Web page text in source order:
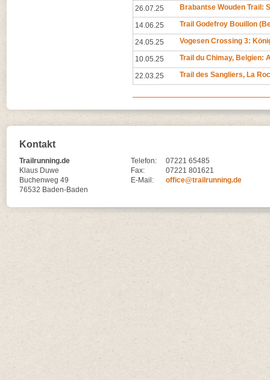
26.07.25 Brabantse Wouden Trail:
14.06.25 Trail Godefroy Bouillon
24.05.25 Vogesen Crossing 3:
10.05.25 Trail du Chimay, Belgien:
22.03.25 Trail des Sangliers, La
Kontakt
Trailrunning.de
Klaus Duwe
Buchenweg 49
76532 Baden-Baden
Telefon:
07221 65485
Fax:
07221 801621
E-Mail:
office@trailrunning.de